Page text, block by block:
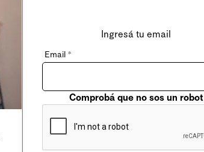
Ingresá tu email
Email *
Comprobá que no sos un robot